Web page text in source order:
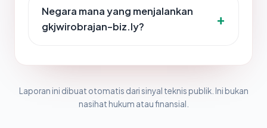
Negara mana yang menjalankan
gkjwirobrajan-biz.ly?
Laporan ini dibuat otomatis dari sinyal teknis publik. Ini bukan
nasihat hukum atau finansial.